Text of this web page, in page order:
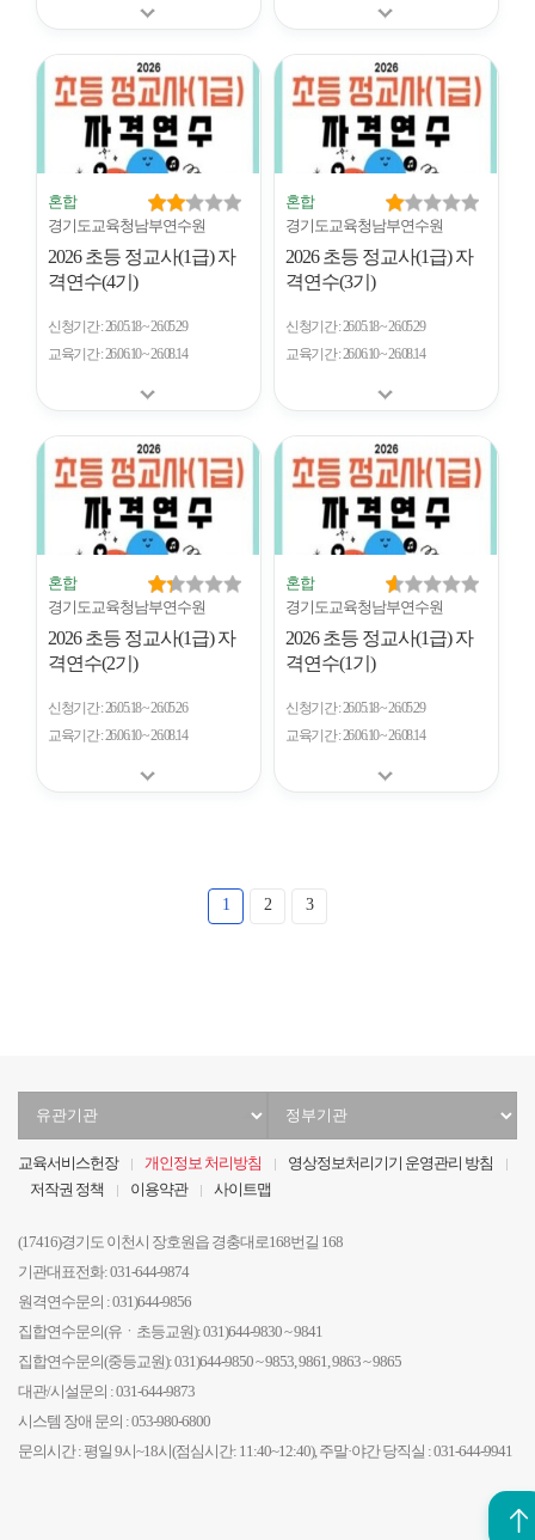
혼합
경기도교육청남부연수원
2026 초등 정교사(1급) 자
격연수(4기)
신청기간 26.05.18 ~ 26.05.29
교육기간 26.06.10 ~ 26.08.14
혼합
경기도교육청남부연수원
2026 초등 정교사(1급) 자
격연수(3기)
신청기간 26.05.18 ~ 26.05.29
교육기간 26.06.10 ~ 26.08.14
혼합
경기도교육청남부연수원
2026 초등 정교사(1급) 자
격연수(2기)
신청기간 26.05.18 ~ 26.05.26
교육기간 26.06.10 ~ 26.08.14
혼합
경기도교육청남부연수원
2026 초등 정교사(1급) 자
격연수(1기)
신청기간 26.05.18 ~ 26.05.29
교육기간 26.06.10 ~ 26.08.14
1 2 3
교육서비스헌장 개인정보 처리방침
영상정보처리기기 운영관리 방침
저작권 정책
이용약관 사이트맵
(17416)경기도 이천시 장호원읍 경충대로168번길 168
기관대표전화: 031-644-9874
원격연수문의 : 031)644-9856
집합연수문의(유ㆍ초등교원): 031)644-9830 ~ 9841
집합연수문의(중등교원): 031)644-9850 ~ 9853, 9861, 9863 ~ 9865
대관/시설문의 : 031-644-9873
시스템 장애 문의 : 053-980-6800
문의시간 : 평일 9시~18시(점심시간: 11:40~12:40), 주말·야간 당직실 : 031-644-9941
관
선
관
선